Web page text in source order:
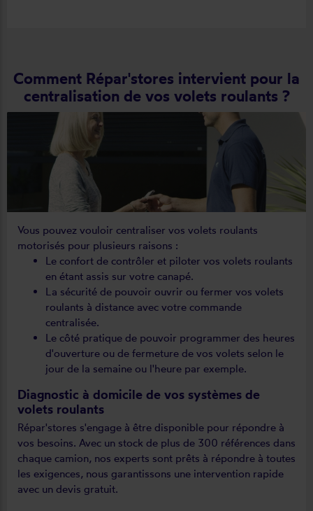
Comment Répar'stores intervient pour la
centralisation de vos volets roulants ?
Vous pouvez vouloir centraliser vos volets roulants
motorisés pour plusieurs raisons :
Le confort de contrôler et piloter vos volets roulants
en étant assis sur votre canapé.
La sécurité de pouvoir ouvrir ou fermer vos volets
roulants à distance avec votre commande
centralisée.
Le côté pratique de pouvoir programmer des heures
d'ouverture ou de fermeture de vos volets selon le
jour de la semaine ou l'heure par exemple.
Diagnostic à domicile de vos systèmes de
volets roulants
Répar'stores s'engage à être disponible pour répondre à
vos besoins. Avec un stock de plus de 300 références dans
chaque camion, nos experts sont prêts à répondre à toutes
les exigences, nous garantissons une intervention rapide
avec un devis gratuit.